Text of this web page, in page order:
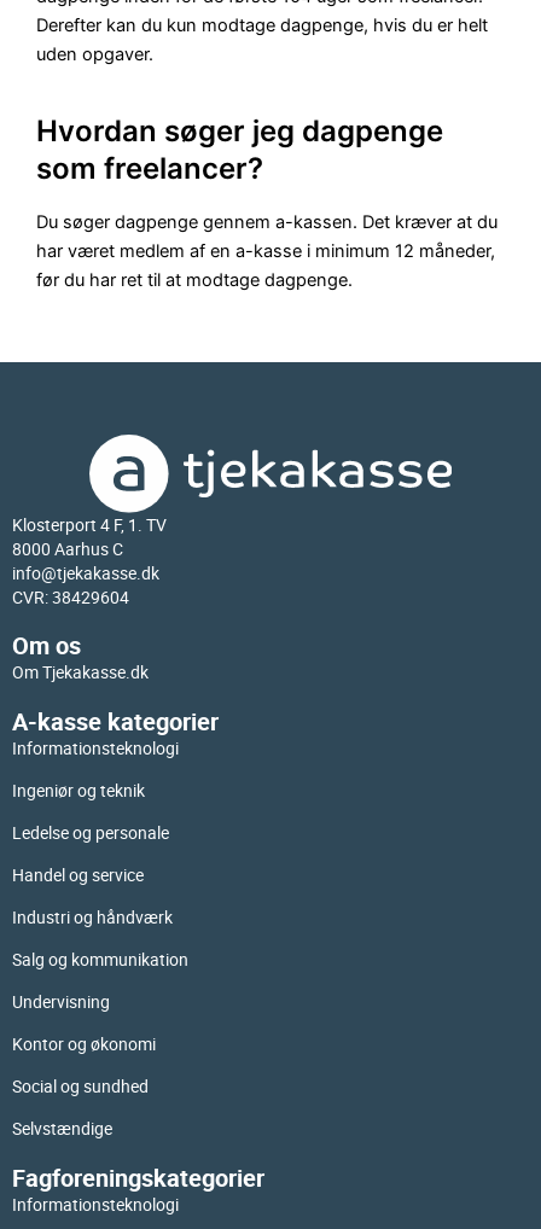
Derefter kan du kun modtage dagpenge, hvis du er helt
uden opgaver.
Hvordan søger jeg dagpenge
som freelancer?
Du søger dagpenge gennem a-kassen. Det kræver at du
har været medlem af en a-kasse i minimum 12 måneder,
før du har ret til at modtage dagpenge.
Klosterport 4 F, 1. TV
8000 Aarhus C
info@tjekakasse.dk
CVR: 38429604
Om os
Om Tjekakasse.dk
A-kasse kategorier
Informationsteknologi
Ingeniør og teknik
Ledelse og personale
Handel og service
Industri og håndværk
Salg og kommunikation
Undervisning
Kontor og økonomi
Social og sundhed
Selvstændige
Fagforeningskategorier
Informationsteknologi